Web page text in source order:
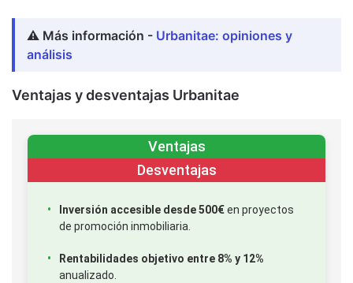
⚠️ Más información - Urbanitae: opiniones y
análisis
Ventajas y desventajas Urbanitae
Ventajas
Desventajas
Inversión accesible desde 500€en proyectos
de promoción inmobiliaria.
Rentabilidades objetivo entre 8% y 12%
anualizado.